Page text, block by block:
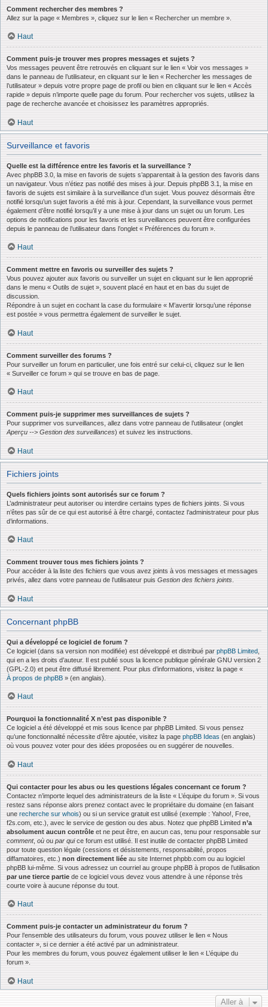
Comment rechercher des membres ?
Allez sur la page « Membres », cliquez sur le lien « Rechercher un membre ».
Haut
Comment puis-je trouver mes propres messages et sujets ?
Vos messages peuvent être retrouvés en cliquant sur le lien « Voir vos messages »
dans le panneau de l’utilisateur, en cliquant sur le lien « Rechercher les messages de
l’utilisateur » depuis votre propre page de profil ou bien en cliquant sur le lien « Accès
rapide » depuis n’importe quelle page du forum. Pour rechercher vos sujets, utilisez la
page de recherche avancée et choisissez les paramètres appropriés.
Haut
Surveillance et favoris
Quelle est la différence entre les favoris et la surveillance ?
Avec phpBB 3.0, la mise en favoris de sujets s’apparentait à la gestion des favoris dans
un navigateur. Vous n’étiez pas notifié des mises à jour. Depuis phpBB 3.1, la mise en
favoris de sujets est similaire à la surveillance d’un sujet. Vous pouvez désormais être
notifié lorsqu’un sujet favoris a été mis à jour. Cependant, la surveillance vous permet
également d’être notifié lorsqu’il y a une mise à jour dans un sujet ou un forum. Les
options de notifications pour les favoris et les surveillances peuvent être configurées
depuis le panneau de l’utilisateur dans l’onglet « Préférences du forum ».
Haut
Comment mettre en favoris ou surveiller des sujets ?
Vous pouvez ajouter aux favoris ou surveiller un sujet en cliquant sur le lien approprié
dans le menu « Outils de sujet », souvent placé en haut et en bas du sujet de
discussion.
Répondre à un sujet en cochant la case du formulaire « M’avertir lorsqu’une réponse
est postée » vous permettra également de surveiller le sujet.
Haut
Comment surveiller des forums ?
Pour surveiller un forum en particulier, une fois entré sur celui-ci, cliquez sur le lien
« Surveiller ce forum » qui se trouve en bas de page.
Haut
Comment puis-je supprimer mes surveillances de sujets ?
Pour supprimer vos surveillances, allez dans votre panneau de l’utilisateur (onglet
Aperçu --> Gestion des surveillances) et suivez les instructions.
Haut
Fichiers joints
Quels fichiers joints sont autorisés sur ce forum ?
L’administrateur peut autoriser ou interdire certains types de fichiers joints. Si vous
n’êtes pas sûr de ce qui est autorisé à être chargé, contactez l’administrateur pour plus
d’informations.
Haut
Comment trouver tous mes fichiers joints ?
Pour accéder à la liste des fichiers que vous avez joints à vos messages et messages
privés, allez dans votre panneau de l’utilisateur puis Gestion des fichiers joints
Haut
Concernant phpBB
Qui a développé ce logiciel de forum ?
Ce logiciel (dans sa version non modifiée) est développé et distribué par phpBB Limited
qui en a les droits d’auteur. Il est publié sous la licence publique générale GNU version 2
(GPL-2.0) et peut être diffusé librement. Pour plus d’informations, visitez la page «
À propos de phpBB » (en anglais).
Haut
Pourquoi la fonctionnalité X n’est pas disponible ?
Ce logiciel a été développé et mis sous licence par phpBB Limited. Si vous pensez
qu’une fonctionnalité nécessite d’être ajoutée, visitez la page phpBB Ideas (en anglais)
où vous pouvez voter pour des idées proposées ou en suggérer de nouvelles.
Haut
Qui contacter pour les abus ou les questions légales concernant ce forum ?
Contactez n’importe lequel des administrateurs de la liste « L’équipe du forum ». Si vous
restez sans réponse alors prenez contact avec le propriétaire du domaine (en faisant
une recherche sur whois) ou si un service gratuit est utilisé (exemple : Yahoo!, Free,
f2s.com, etc.), avec le service de gestion ou des abus. Notez que phpBB Limited n’a
absolument aucun contrôle et ne peut être, en aucun cas, tenu pour responsable sur
comment, où ou par quice forum est utilisé. Il est inutile de contacter phpBB Limited
pour toute question légale (cessions et désistements, responsabilité, propos
diffamatoires, etc.) non directement liée au site Internet phpbb.com ou au logiciel
phpBB lui-même. Si vous adressez un courriel au groupe phpBB à propos de l’utilisation
par une tierce partie de ce logiciel vous devez vous attendre à une réponse très
courte voire à aucune réponse du tout.
Haut
Comment puis-je contacter un administrateur du forum ?
Pour l’ensemble des utilisateurs du forum, vous pouvez utiliser le lien « Nous
contacter », si ce dernier a été activé par un administrateur.
Pour les membres du forum, vous pouvez également utiliser le lien « L’équipe du
forum ».
Haut
Aller à